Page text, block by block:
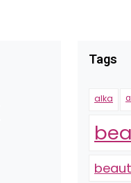
Tags
alka